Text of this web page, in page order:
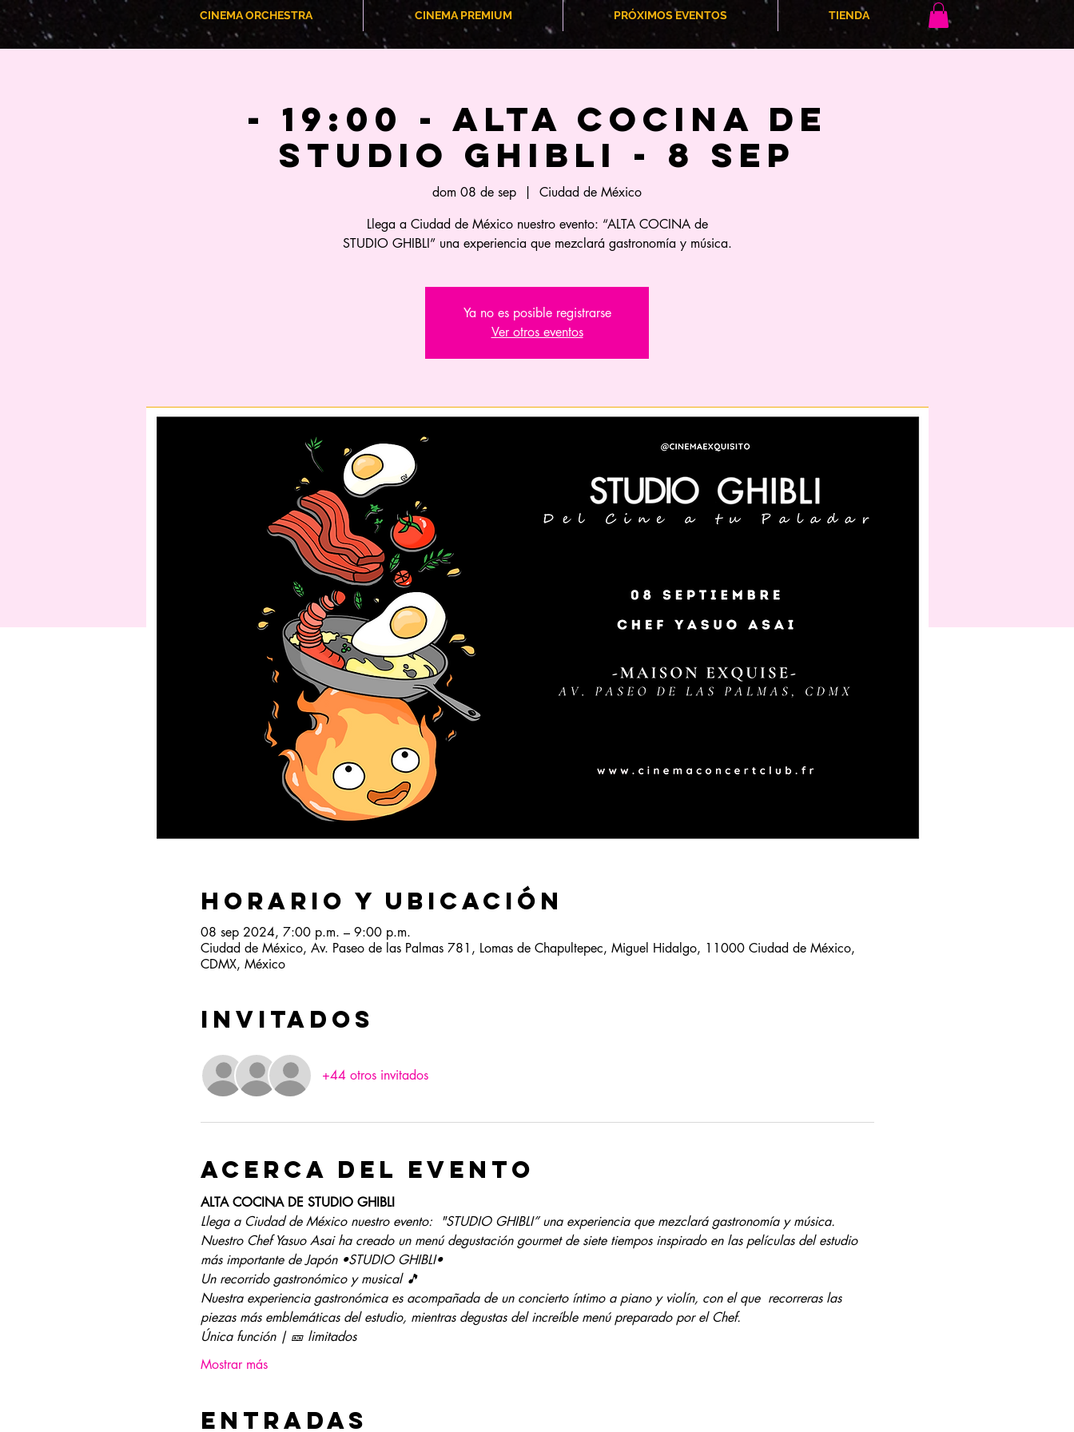
CINEMA ORCHESTRA CINEMA PREMIUM PRÓXIMOS EVENTOS TIENDA
- 19:00 - ALTA COCINA DE
STUDIO GHIBLI - 8 SEP
dom 08 de sep
Ciudad de México
Llega a Ciudad de México nuestro evento: “ALTA COCINA de
STUDIO GHIBLI” una experiencia que mezclará gastronomía y música.
Ya no es posible registrarse
Ver otros eventos
Horario y ubicación
08 sep 2024, 7:00 p.m. – 9:00 p.m.
Ciudad de México, Av. Paseo de las Palmas 781, Lomas de Chapultepec, Miguel Hidalgo, 11000 Ciudad de México,
CDMX, México
Invitados
+44 otros invitados
Acerca del evento
ALTA COCINA DE STUDIO GHIBLI
Llega a Ciudad de México nuestro evento:  "STUDIO GHIBLI” una experiencia que mezclará gastronomía y música.
Nuestro Chef Yasuo Asai ha creado un menú degustación gourmet de siete tiempos inspirado en las películas del estudio
más importante de Japón •STUDIO GHIBLI•
Un recorrido gastronómico y musical 🎵
Nuestra experiencia gastronómica es acompañada de un concierto íntimo a piano y violín, con el que  recorreras las
piezas más emblemáticas del estudio, mientras degustas del increíble menú preparado por el Chef.
Única función | 🎫 limitados
Mostrar más
Entradas